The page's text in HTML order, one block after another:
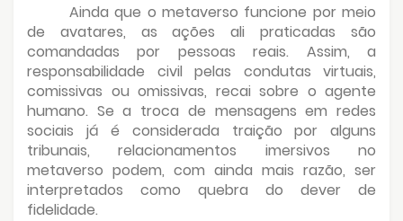
Ainda que o metaverso funcione por meio
de avatares, as ações ali praticadas são
comandadas por pessoas reais. Assim, a
responsabilidade civil pelas condutas virtuais,
comissivas ou omissivas, recai sobre o agente
humano. Se a troca de mensagens em redes
sociais já é considerada traição por alguns
tribunais, relacionamentos imersivos no
metaverso podem, com ainda mais razão, ser
interpretados como quebra do dever de
fidelidade.